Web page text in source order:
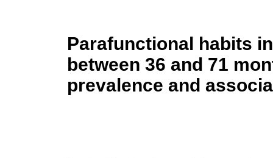
Parafunctional habits
between 36 and 71
prevalence and